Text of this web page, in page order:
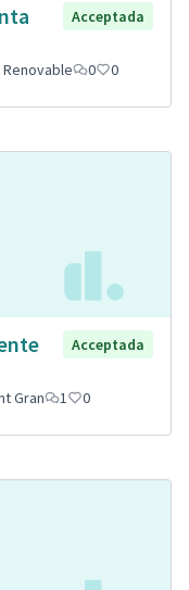
Acceptada
0 0
Acceptada
Gran 1 0